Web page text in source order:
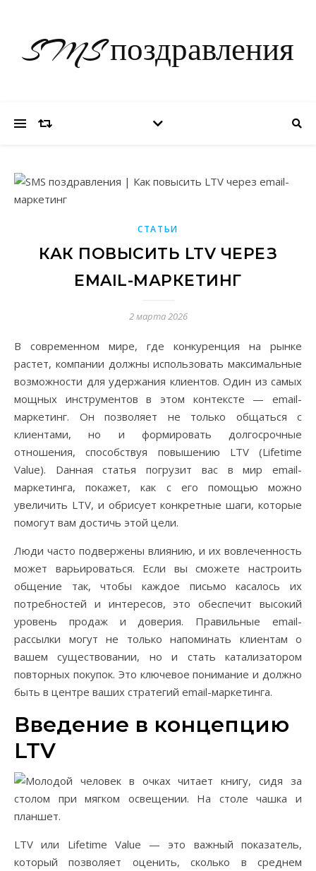
SMS поздравления
СТАТЬИ
КАК ПОВЫСИТЬ LTV ЧЕРЕЗ
EMAIL-МАРКЕТИНГ
2 марта 2026
В современном мире, где конкуренция на рынке
растет, компании должны использовать максимальные
возможности для удержания клиентов. Один из самых
мощных инструментов в этом контексте — email-
маркетинг. Он позволяет не только общаться с
клиентами, но и формировать долгосрочные
отношения, способствуя повышению LTV (Lifetime
Value). Dанная статья погрузит вас в мир email-
маркетинга, покажет, как с его помощью можно
увеличить LTV, и обрисует конкретные шаги, которые
помогут вам достичь этой цели.
Люди часто подвержены влиянию, и их вовлеченность
может варьироваться. Если вы сможете настроить
общение так, чтобы каждое письмо касалось их
потребностей и интересов, это обеспечит высокий
уровень продаж и доверия. Правильные email-
рассылки могут не только напоминать клиентам о
вашем существовании, но и стать катализатором
повторных покупок. Это ключевое понимание и должно
быть в центре ваших стратегий email-маркетинга.
Введение в концепцию
LTV
LTV или Lifetime Value — это важный показатель,
который позволяет оценить, сколько в среднем